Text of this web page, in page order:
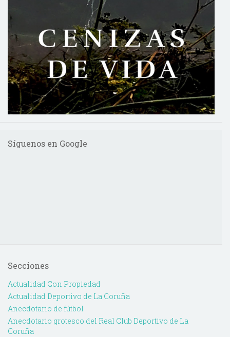
Síguenos en Google
Secciones
Actualidad Con Propiedad
Actualidad Deportivo de La Coruña
Anecdotario de fútbol
Anecdotario grotesco del Real Club Deportivo de La
Coruña